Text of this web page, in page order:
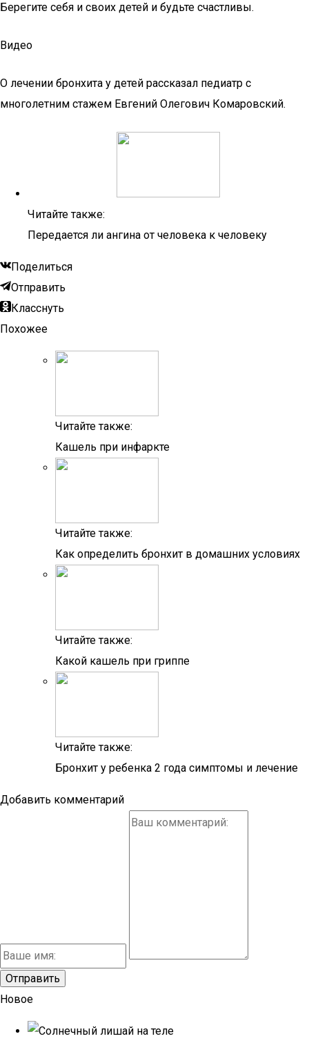
Берегите себя и своих детей и будьте счастливы.
Видео
О лечении бронхита у детей рассказал педиатр с
многолетним стажем Евгений Олегович Комаровский.
Читайте также:
Передается ли ангина от человека к человеку
Поделиться
Отправить
Класснуть
Похожее
Читайте также:
Кашель при инфаркте
Читайте также:
Как определить бронхит в домашних условиях
Читайте также:
Какой кашель при гриппе
Читайте также:
Бронхит у ребенка 2 года симптомы и лечение
Добавить комментарий
Новое